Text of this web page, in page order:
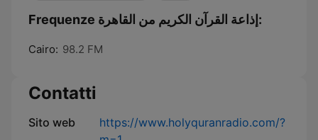
Frequenze إذاعة القرآن الكريم من القاهرة:
Cairo: 98.2 FM
Contatti
Sito web
https://www.holyquranradio.com/?